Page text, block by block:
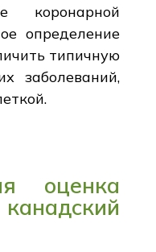
коронарной
определение
типичную
заболеваний,
оценка